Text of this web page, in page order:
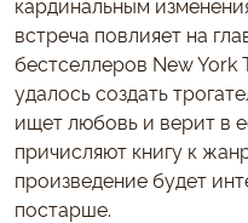
встреча повлияет на
бестселлеров New
удалось создать
ищет любовь и верит в
причисляют книгу к
произведение будет
постарше.